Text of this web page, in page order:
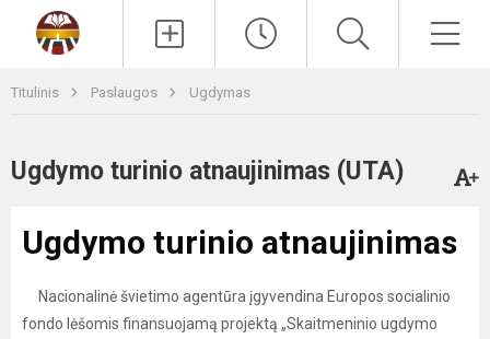
Titulinis Paslaugos Ugdymas
Ugdymo turinio atnaujinimas (UTA)
Ugdymo turinio atnaujinimas
Nacionalinė švietimo agentūra įgyvendina Europos socialinio
fondo lėšomis finansuojamą projektą „Skaitmeninio ugdymo